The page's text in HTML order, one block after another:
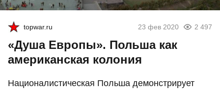
topwar.ru 23 фев 2020 2 497
«Душа Европы». Польша как
американская колония
Националистическая Польша демонстрирует